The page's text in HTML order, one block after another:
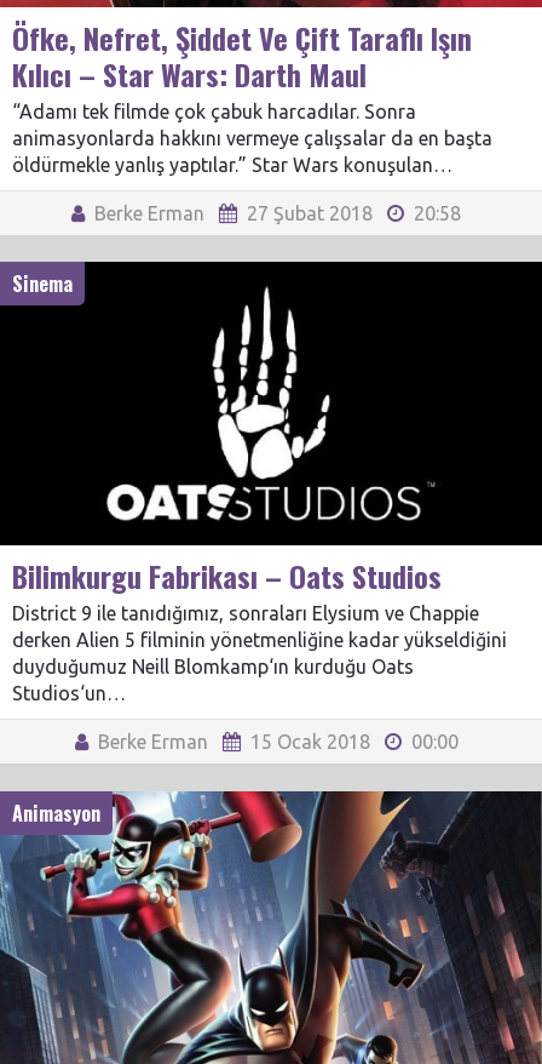
Öfke, Nefret, Şiddet Ve Çift Taraflı Işın
Kılıcı – Star Wars: Darth Maul
“Adamı tek filmde çok çabuk harcadılar. Sonra
animasyonlarda hakkını vermeye çalışsalar da en başta
öldürmekle yanlış yaptılar.” Star Wars konuşulan…
Berke Erman 27 Şubat 2018 20:58
Sinema
Bilimkurgu Fabrikası – Oats Studios
District 9 ile tanıdığımız, sonraları Elysium ve Chappie
derken Alien 5 filminin yönetmenliğine kadar yükseldiğini
duyduğumuz Neill Blomkamp‘ın kurduğu Oats
Studios‘un…
Berke Erman 15 Ocak 2018 00:00
Animasyon